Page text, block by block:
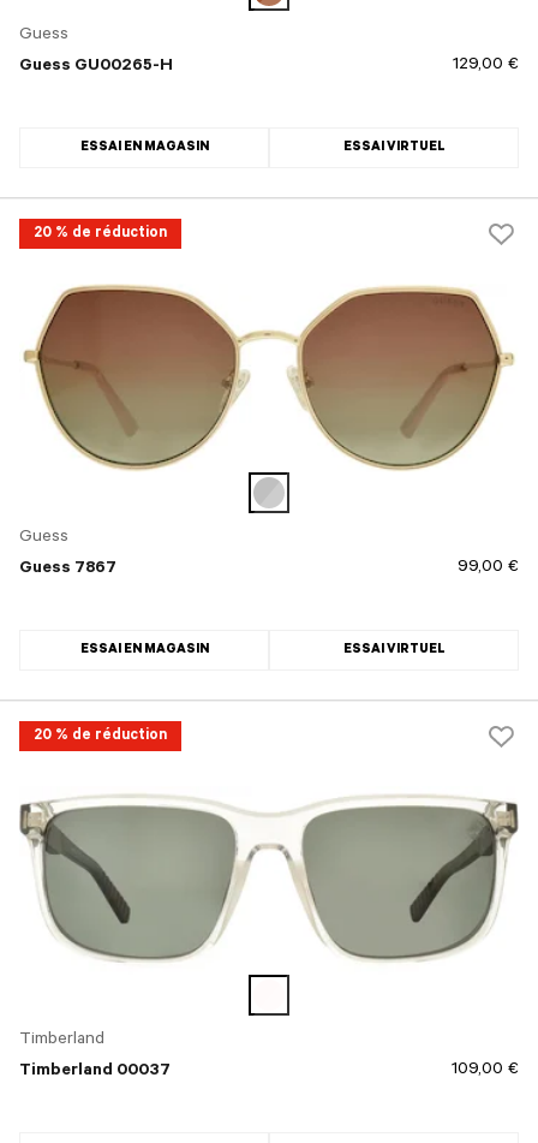
Guess
Guess GU00265-H
129,00 €
ESSAI EN MAGASIN ESSAI VIRTUEL
20 % de réduction
Guess
Guess 7867
99,00 €
ESSAI EN MAGASIN ESSAI VIRTUEL
20 % de réduction
Timberland
Timberland 00037
109,00 €